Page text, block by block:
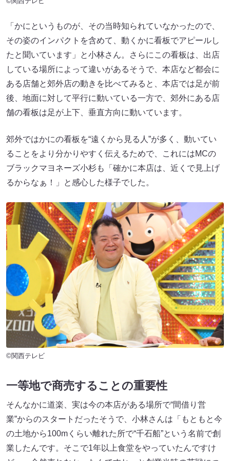
「かにというものが、その当時知られていなかったので、
その姿のインパクトを含めて、動くかに看板でアピールし
たと聞いています」と小林さん。さらにこの看板は、出店
している場所によって違いがあるそうで、本店など都会に
ある店舗と郊外店の動きを比べてみると、本店では足が前
後、地面に対して平行に動いている一方で、郊外にある店
舗の看板は足が上下、垂直方向に動いています。
郊外ではかにの看板を“遠くから見る人”が多く、動いてい
ることをより分かりやすく伝えるためで、これにはMCの
ブラックマヨネーズ小杉も「確かに本店は、近くで見上げ
るからなぁ！」と感心した様子でした。
©関西テレビ
一等地で商売することの重要性
そんなかに道楽、実は今の本店がある場所で“間借り営
業”からのスタートだったそうで、小林さんは「もともと今
の土地から100mくらい離れた所で“千石船”という名前で創
業したんです。そこで1年以上食堂をやっていたんですけ